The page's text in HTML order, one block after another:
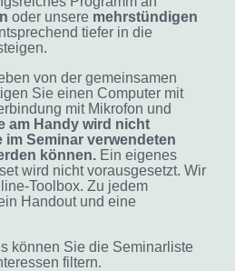
oder unsere mehrstündigen
tiefer in die
von der gemeinsamen
Sie einen Computer mit
mit Mikrofon und
am Handy wird nicht
Seminar verwendeten
können.Ein eigenes
wird nicht vorausgesetzt. Wir
Toolbox. Zu jedem
Handout und eine
können Sie die Seminarliste
filtern.